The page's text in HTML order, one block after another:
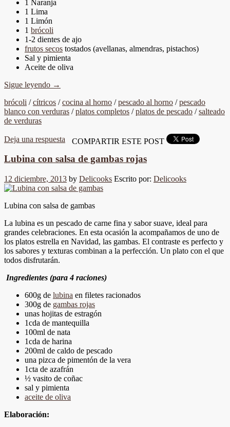
1 Naranja
1 Lima
1 Limón
1 brócoli
1-2 dientes de ajo
frutos secos tostados (avellanas, almendras, pistachos)
Sal y pimienta
Aceite de oliva
Sigue leyendo →
brócoli /cítricos /cocina al horno /pescado al horno /pescado
blanco con verduras /platos completos /platos de pescado /salteado
de verduras
Deja una respuesta COMPARTIR ESTE POST
Lubina con salsa de gambas rojas
12 diciembre, 2013 by Delicooks Escrito por: Delicooks
Lubina con salsa de gambas
La lubina es un pescado de carne fina y sabor suave, ideal para
grandes celebraciones. En esta ocasión la acompañamos de uno de
los platos estrella en Navidad, las gambas. El contraste es perfecto y
los sabores y texturas combinan a la perfección. Un plato con el que
todos disfrutarán.
Ingredientes (para 4 raciones)
600g de lubina en filetes racionados
300g de gambas rojas
unas hojitas de estragón
1cda de mantequilla
100ml de nata
1cda de harina
200ml de caldo de pescado
una pizca de pimentón de la vera
1cta de azafrán
½ vasito de coñac
sal y pimienta
aceite de oliva
Elaboración: